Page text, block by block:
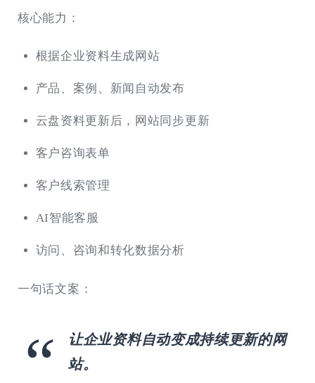
核心能力：
根据企业资料生成网站
产品、案例、新闻自动发布
云盘资料更新后，网站同步更新
客户咨询表单
客户线索管理
AI智能客服
访问、咨询和转化数据分析
一句话文案：
让企业资料自动变成持续更新的网
站。